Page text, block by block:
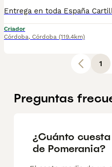
Criador
Córdoba, Córdoba (119.4km)
1
Preguntas
¿Cuánto
de Pomerania?